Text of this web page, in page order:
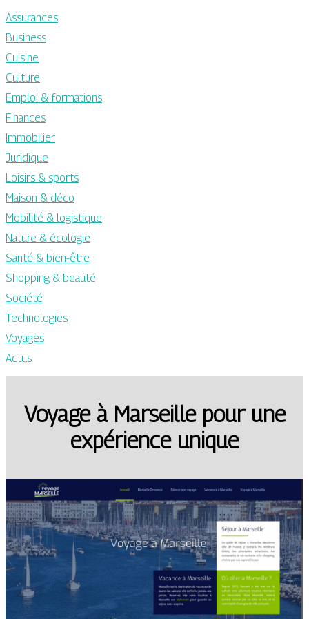
Assurances
Business
Cuisine
Culture
Emploi & formations
Finances
Immobilier
Juridique
Loisirs & sports
Maison & déco
Mobilité & logistique
Nature & écologie
Santé & bien-être
Shopping & beauté
Société
Technologies
Voyages
Actus
Voyage à Marseille pour une
expérience unique